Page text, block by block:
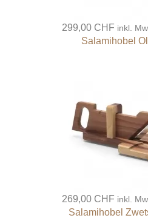
299,00 CHF inkl.
Salamihobel
269,00 CHF inkl.
Salamihobel